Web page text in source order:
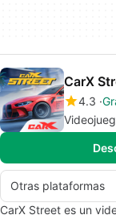
CarX
4.3
Otras plataformas
CarX Street es un